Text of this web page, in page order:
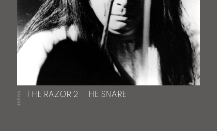
JAPON THE RAZOR 2 : THE SNARE